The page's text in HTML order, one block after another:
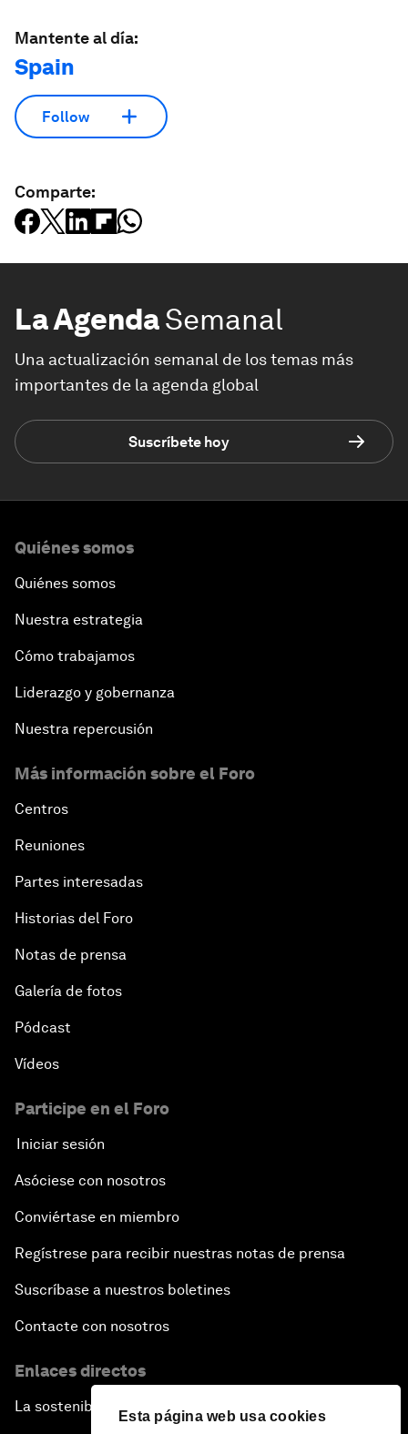
Esta página web usa cookies
Mantente al día:
Spain
Follow
Comparte:
La AgendaSemanal
Una actualización semanal de los temas más
importantes de la agenda global
Suscríbete hoy
Quiénes somos
Quiénes somos
Nuestra estrategia
Cómo trabajamos
Liderazgo y gobernanza
Nuestra repercusión
Más información sobre el Foro
Centros
Reuniones
Partes interesadas
Historias del Foro
Notas de prensa
Galería de fotos
Pódcast
Vídeos
Participe en el Foro
Iniciar sesión
Asóciese con nosotros
Conviértase en miembro
Regístrese para recibir nuestras notas de prensa
Suscríbase a nuestros boletines
Contacte con nosotros
Enlaces directos
La sostenibilidad en el Foro